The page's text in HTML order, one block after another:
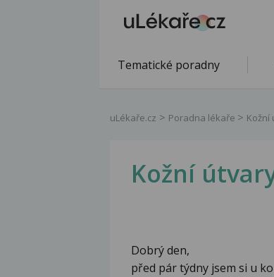
Tematické poradny
uLékaře.cz Poradna lékaře Kožní
Kožní
Dobrý den,
před pár týdny jsem si u